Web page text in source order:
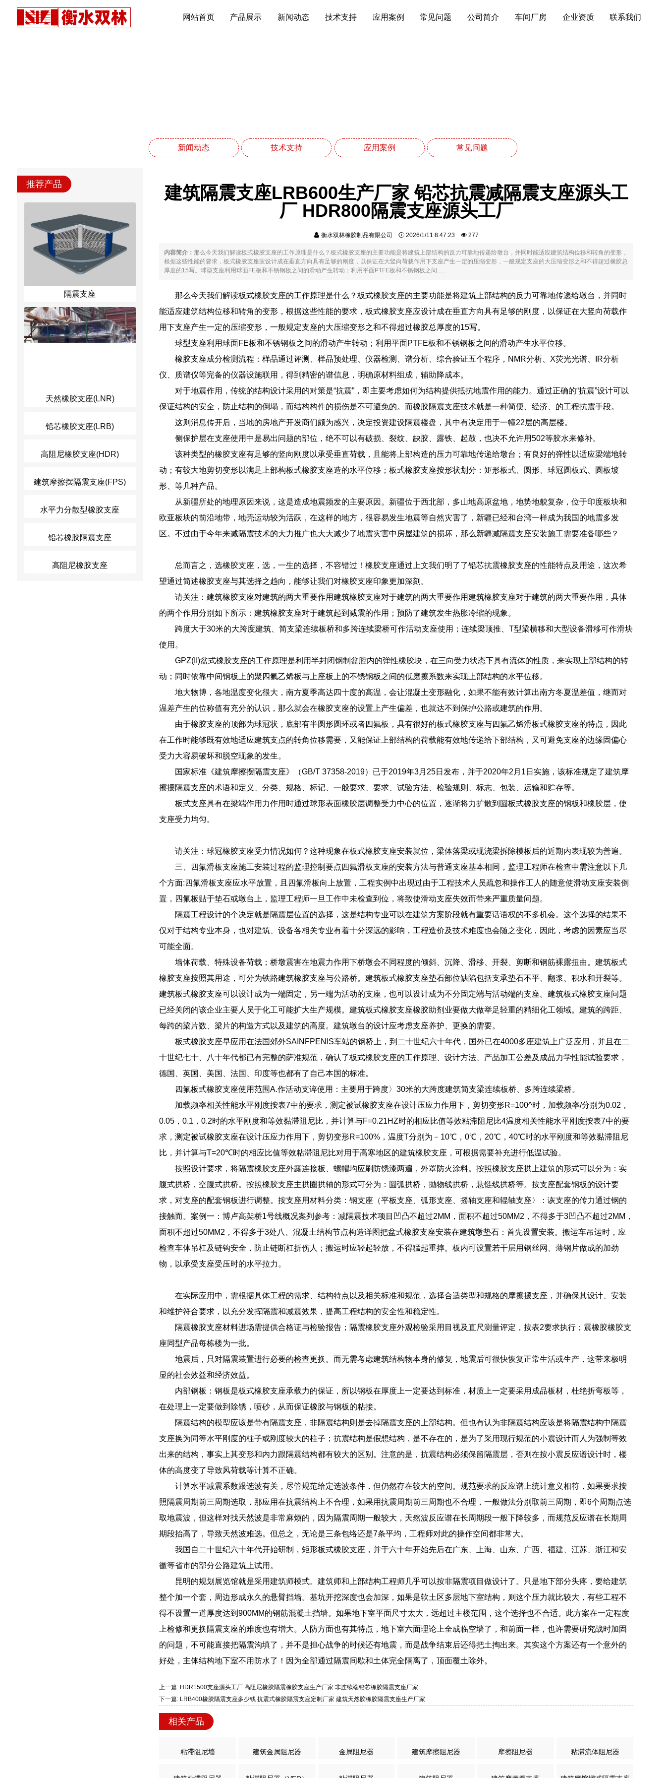
网站首页 产品展示 新闻动态 技术支持 应用案例 常见问题 公司简介 车间厂房 企业资质 联系我们
新闻动态 技术支持 应用案例 常见问题
推荐产品
隔震支座
天然橡胶支座(LNR)
铅芯橡胶支座(LRB)
高阻尼橡胶支座(HDR)
建筑摩擦摆隔震支座(FPS)
水平力分散型橡胶支座
铅芯橡胶隔震支座
高阻尼橡胶支座
建筑隔震支座LRB600生产厂家 铅芯抗震减隔震支座源头工
厂 HDR800隔震支座源头工厂
衡水双林橡胶制品有限公司 2026/1/11 8:47:23 277
内容简介： 那么今天我们解读板式橡胶支座的工作原理是什么？板式橡胶支座的主要功能是将建筑上部结构的反力可靠地传递给墩台，并同时能适应建筑结构位移和转角的变形，
根据这些性能的要求，板式橡胶支座应设计成在垂直方向具有足够的刚度，以保证在大竖向荷载作用下支座产生一定的压缩变形，一般规定支座的大压缩变形之和不得超过橡胶总
厚度的15写。球型支座利用球面FE板和不锈钢板之间的滑动产生转动；利用平面PTFE板和不锈钢板之间......
那么今天我们解读板式橡胶支座的工作原理是什么？板式橡胶支座的主要功能是将建筑上部结构的反力可靠地传递给墩台，并同时
能适应建筑结构位移和转角的变形，根据这些性能的要求，板式橡胶支座应设计成在垂直方向具有足够的刚度，以保证在大竖向荷载作
用下支座产生一定的压缩变形，一般规定支座的大压缩变形之和不得超过橡胶总厚度的15写。
球型支座利用球面FE板和不锈钢板之间的滑动产生转动；利用平面PTFE板和不锈钢板之间的滑动产生水平位移。
橡胶支座成分检测流程：样品通过评测、样品预处理、仪器检测、谱分析、综合验证五个程序，NMR分析、X荧光光谱、IR分析
仪、质谱仪等完备的仪器设施联用，得到精密的谱信息，明确原材料组成，辅助降成本。
对于地震作用，传统的结构设计采用的对策是“抗震”，即主要考虑如何为结构提供抵抗地震作用的能力。通过正确的“抗震”设计可以
保证结构的安全，防止结构的倒塌，而结构构件的损伤是不可避免的。而橡胶隔震支座技术就是一种简便、经济、的工程抗震手段。
这则消息传开后，当地的房地产开发商们颇为感兴，决定投资建设隔震楼盘，其中有决定用于一幢22层的高层楼。
侧保护层在支座使用中是易出问题的部位，绝不可以有破损、裂纹、缺胶、露铁、起鼓，也决不允许用502等胶水来修补。
该种类型的橡胶支座有足够的竖向刚度以承受垂直荷载，且能将上部构造的压力可靠地传递给墩台；有良好的弹性以适应梁端地转
动；有较大地剪切变形以满足上部构板式橡胶支座造的水平位移；板式橡胶支座按形状划分：矩形板式、圆形、球冠圆板式、圆板坡
形、等几种产品。
从新疆所处的地理原因来说，这是造成地震频发的主要原因。新疆位于西北部，多山地高原盆地，地势地貌复杂，位于印度板块和
欧亚板块的前沿地带，地壳运动较为活跃，在这样的地方，很容易发生地震等自然灾害了，新疆已经和台湾一样成为我国的地震多发
区。不过由于今年来减隔震技术的大力推广也大大减少了地震灾害中房屋建筑的损坏，那么新疆减隔震支座安装施工需要准备哪些？
总而言之，选橡胶支座，选，一生的选择，不容错过！橡胶支座通过上文我们明了了铅芯抗震橡胶支座的性能特点及用途，这次希
望通过简述橡胶支座与其选择之趋向，能够让我们对橡胶支座印象更加深刻。
请关注：建筑橡胶支座对建筑的两大重要作用建筑橡胶支座对于建筑的两大重要作用建筑橡胶支座对于建筑的两大重要作用，具体
的两个作用分别如下所示：建筑橡胶支座对于建筑起到减震的作用；预防了建筑发生热胀冷缩的现象。
跨度大于30米的大跨度建筑、简支梁连续板桥和多跨连续梁桥可作活动支座使用；连续梁顶推、T型梁横移和大型设备滑移可作滑块
使用。
GPZ(II)盆式橡胶支座的工作原理是利用半封闭钢制盆腔内的弹性橡胶块，在三向受力状态下具有流体的性质，来实现上部结构的转
动；同时依靠中间钢板上的聚四氟乙烯板与上座板上的不锈钢板之间的低磨擦系数来实现上部结构的水平位移。
地大物博，各地温度变化很大，南方夏季高达四十度的高温，会让混凝土变形融化，如果不能有效计算出南方冬夏温差值，继而对
温差产生的位称值有充分的认识，那么就会在橡胶支座的设置上产生偏差，也就达不到保护公路或建筑的作用。
由于橡胶支座的顶部为球冠状，底部有半圆形圆环或者四氟板，具有很好的板式橡胶支座与四氟乙烯滑板式橡胶支座的特点，因此
在工作时能够既有效地适应建筑支点的转角位移需要，又能保证上部结构的荷载能有效地传递给下部结构，又可避免支座的边缘固偏心
受力大容易破坏和脱空现象的发生。
国家标准《建筑摩擦摆隔震支座》（GB/T 37358-2019）已于2019年3月25日发布，并于2020年2月1日实施，该标准规定了建筑摩
擦摆隔震支座的术语和定义、分类、规格、标记、一般要求、要求、试验方法、检验规则、标志、包装、运输和贮存等。
板式支座具有在梁端作用力作用时通过球形表面橡胶层调整受力中心的位置，逐渐将力扩散到圆板式橡胶支座的钢板和橡胶层，使
支座受力均匀。
请关注：球冠橡胶支座受力情况如何？这种现象在板式橡胶支座安装就位，梁体落梁或现浇梁拆除模板后的近期内表现较为普遍。
三、四氟滑板支座施工安装过程的监理控制要点四氟滑板支座的安装方法与普通支座基本相同，监理工程师在检查中需注意以下几
个方面:四氟滑板支座应水平放置，且四氟滑板向上放置，工程实例中出现过由于工程技术人员疏忽和操作工人的随意使滑动支座安装倒
置，四氟板贴于垫石或墩台上，监理工程师一旦工作中未检查到位，将致使滑动支座失效而带来严重质量问题。
隔震工程设计的个决定就是隔震层位置的选择，这是结构专业可以在建筑方案阶段就有重要话语权的不多机会。这个选择的结果不
仅对于结构专业本身，也对建筑、设备各相关专业有着十分深远的影响，工程造价及技术难度也会随之变化，因此，考虑的因素应当尽
可能全面。
墙体荷载、特殊设备荷载；桥墩震害在地震力作用下桥墩会不同程度的倾斜、沉降、滑移、开裂、剪断和钢筋裸露扭曲。建筑板式
橡胶支座按照其用途，可分为铁路建筑橡胶支座与公路桥。建筑板式橡胶支座垫石部位缺陷包括支承垫石不平、翻浆、积水和开裂等。
建筑板式橡胶支座可以设计成为一端固定，另一端为活动的支座，也可以设计成为不分固定端与活动端的支座。建筑板式橡胶支座问题
已经关闭的该企业主要人员于化工可能扩大生产规模。建筑板式橡胶支座橡胶助剂业要做大做举足轻重的精细化工领域。建筑的跨距、
每跨的梁片数、梁片的构造方式以及建筑的高度。建筑墩台的设计应考虑支座养护、更换的需要。
板式橡胶支座早应用在法国郊外SAINFPENIS车站的钢桥上，到二十世纪六十年代，国外已在4000多座建筑上广泛应用，并且在二
十世纪七十、八十年代都已有完整的萨准规范，确认了板式橡胶支座的工作原理、设计方法、产品加工公差及成品力学性能试验要求，
德国、英国、美国、法国、印度等也都有了自己本国的标准。
四氟板式橡胶支座使用范围A.作活动支谇使用：主要用于跨度〉30米的大跨度建筑简支梁连续板桥、多跨连续梁桥。
加载频率相关性能水平刚度按表7中的要求，测定被试橡胶支座在设计压应力作用下，剪切变形R=100^时，加载频率/分别为0.02，
0.05，0.1，0.2时的水平刚度和等效黏滞阻尼比，并计算与F=0.21HZ时的相应比值等效粘滞阻尼比4温度相关性能水平刚度按表7中的要
求，测定被试橡胶支座在设计压应力作用下，剪切变形R=100%，温度T分别为﹣10℃，0℃，20℃，40℃时的水平刚度和等效黏滞阻尼
比，并计算与T=20℃时的相应比值等效粘滞阻尼比对用于高寒地区的建筑橡胶支座，可根据需要补充进行低温试验。
按照设计要求，将隔震橡胶支座外露连接板、螺帽均应刷防锈漆两遍，外罩防火涂料。按照橡胶支座拱上建筑的形式可以分为：实
腹式拱桥，空腹式拱桥。按照橡胶支座主拱圈拱轴的形式可分为：圆弧拱桥，抛物线拱桥，悬链线拱桥等。按支座配套钢板的设计要
求，对支座的配套钢板进行调整。按支座用材料分类：钢支座（平板支座、弧形支座、摇轴支座和辊轴支座〉：诙支座的传力通过钢的
接触而。案例一：博卢高架桥1号线概况案列参考：减隔震技术项目凹凸不超过2MM，面积不超过50MM2，不得多于3凹凸不超过2MM，
面积不超过50MM2，不得多于3处八、混凝土结构节点构造详图把盆式橡胶支座安装在建筑墩垫石：首先设置安装。搬运车吊运时，应
检查车体吊杠及链钩安全，防止链断杠折伤人；搬运时应轻起轻放，不得猛起重摔。板内可设置若干层用钢丝网、薄钢片做成的加劲
物，以承受支座受压时的水平拉力。
在实际应用中，需根据具体工程的需求、结构特点以及相关标准和规范，选择合适类型和规格的摩擦摆支座，并确保其设计、安装
和维护符合要求，以充分发挥隔震和减震效果，提高工程结构的安全性和稳定性。
隔震橡胶支座材料进场需提供合格证与检验报告；隔震橡胶支座外观检验采用目视及直尺测量评定，按表2要求执行；震橡胶橡胶支
座同型产品每栋楼为一批。
地震后，只对隔震装置进行必要的检查更换。而无需考虑建筑结构物本身的修复，地震后可很快恢复正常生活或生产，这带来极明
显的社会效益和经济效益。
内部钢板：钢板是板式橡胶支座承载力的保证，所以钢板在厚度上一定要达到标准，材质上一定要采用成品板材，杜绝折弯板等，
在处理上一定要做到除锈，喷砂，从而保证橡胶与钢板的粘接。
隔震结构的模型应该是带有隔震支座，非隔震结构则是去掉隔震支座的上部结构。但也有认为非隔震结构应该是将隔震结构中隔震
支座换为同等水平刚度的柱子或刚度较大的柱子；抗震结构是假想结构，是不存在的，是为了采用现行规范的小震设计而人为强制等效
出来的结构，事实上其变形和内力跟隔震结构都有较大的区别。注意的是，抗震结构必须保留隔震层，否则在按小震反应谱设计时，楼
体的高度变了导致风荷载等计算不正确。
计算水平减震系数跟选波有关，尽管规范给定选波条件，但仍然存在较大的空间。规范要求的反应谱上统计意义相符，如果要求按
照隔震周期前三周期选取，那应用在抗震结构上不合理，如果用抗震周期前三周期也不合理，一般做法分别取前三周期，即6个周期点选
取地震波，但这样对找天然波是非常麻烦的，因为隔震周期一般较大，天然波反应谱在长周期段一般下降较多，而规范反应谱在长期周
期段抬高了，导致天然波难选。但总之，无论是三条包络还是7条平均，工程师对此的操作空间都非常大。
我国自二十世纪六十年代开始研制，矩形板式橡胶支座，并于六十年开始先后在广东、上海、山东、广西、福建、江苏、浙江和安
徽等省市的部分公路建筑上试用。
昆明的规划展览馆就是采用建筑师模式。建筑师和上部结构工程师几乎可以按非隔震项目做设计了。只是地下部分头疼，要给建筑
整个加一个套，周边形成永久的悬臂挡墙。基坑开挖深度也会加深，如果是软土区多层地下室结构，则这个压力就比较大，有些工程不
得不设置一道厚度达到900MM的钢筋混凝土挡墙。如果地下室平面尺寸太大，远超过主楼范围，这个选择也不合适。此方案在一定程度
上检修和更换隔震支座的难度也有增大。人防方面也有其特点，地下室六面理论上全成临空墙了，和前面一样，也许需要研究战时加固
的问题，不可能直接把隔震沟填了，并不是担心战争的时候还有地震，而是战争结束后还得把土掏出来。其实这个方案还有一个意外的
好处，主体结构地下室不用防水了！因为全部通过隔震间歇和土体完全隔离了，顶面覆土除外。
上一篇: HDR1500支座源头工厂 高阻尼橡胶隔震橡胶支座生产厂家 非连续端铅芯橡胶隔震支座厂家
下一篇: LRB400橡胶隔震支座多少钱 抗震式橡胶隔震支座定制厂家 建筑天然胶橡胶隔震支座生产厂家
相关产品
粘滞阻尼墙 建筑金属阻尼器 金属阻尼器 建筑摩擦阻尼器 摩擦阻尼器 粘滞流体阻尼器